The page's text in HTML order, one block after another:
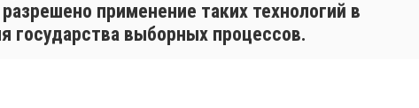
применение таких технологий в
выборных процессов.